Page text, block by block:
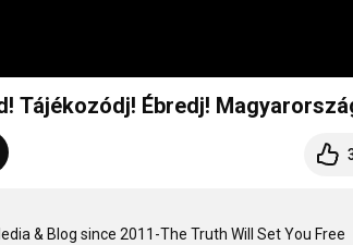
Tájékozódj! Ébredj!
& Blog since 2011-The Truth Will Set You Free